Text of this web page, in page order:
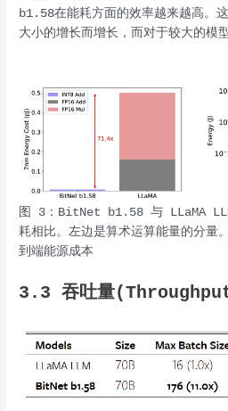
b1.58在能耗方面的效率越来越高。
大小的增长而增长，而对于较大的模
图 3：BitNet b1.58 与 LLaMA
耗相比。左边是算术运算能量的分量
到端能源成本
3.3 吞吐量